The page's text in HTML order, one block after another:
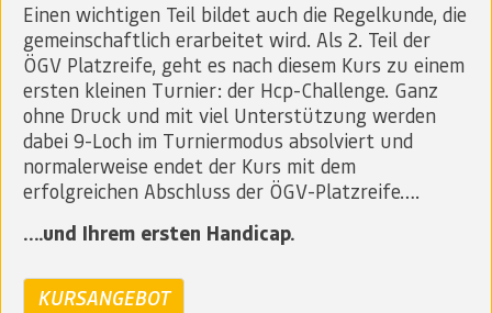
Einen wichtigen Teil bildet auch die Regelkunde, die
gemeinschaftlich erarbeitet wird. Als 2. Teil der
ÖGV Platzreife, geht es nach diesem Kurs zu einem
ersten kleinen Turnier: der Hcp-Challenge. Ganz
ohne Druck und mit viel Unterstützung werden
dabei 9-Loch im Turniermodus absolviert und
normalerweise endet der Kurs mit dem
erfolgreichen Abschluss der ÖGV-Platzreife….
….und Ihrem ersten Handicap.
KURSANGEBOT